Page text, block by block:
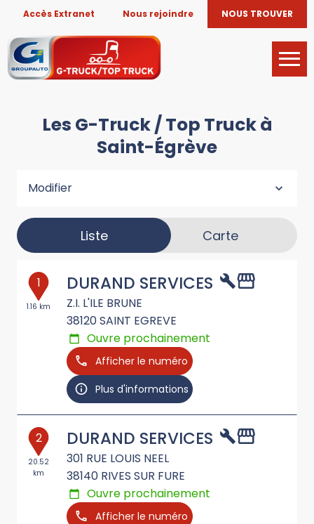
Accès Extranet Nous rejoindre NOUS TROUVER
Les G-Truck / Top Truck à
Saint-Égrève
Modifier
Liste Carte
1
1.16 km
DURAND SERVICES
Z.I. L'ILE BRUNE
38120SAINT EGREVE
Ouvre prochainement
Afficher le numéro
Plus d'informations
2
20.52
km
DURAND SERVICES
301 RUE LOUIS NEEL
38140 RIVES SUR FURE
Ouvre prochainement
Afficher le numéro